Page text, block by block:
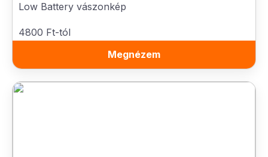
Low Battery vászonkép
4800 Ft-tól
Megnézem